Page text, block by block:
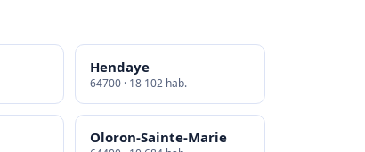
Hendaye
64700 · 18 102 hab.
Oloron-Sainte-Marie